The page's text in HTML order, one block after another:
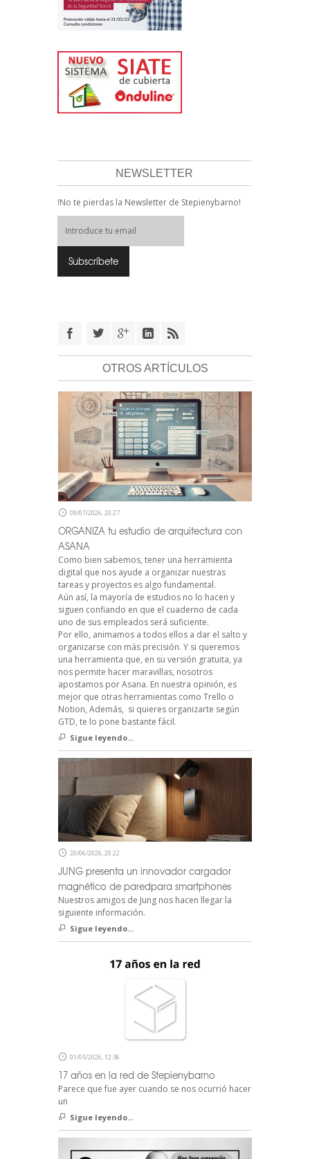
NEWSLETTER
!No te pierdas la Newsletter de Stepienybarno!
OTROS ARTÍCULOS
09/07/2026, 20:27
ORGANIZA tu estudio de arquitectura con
ASANA
Como bien sabemos, tener una herramienta
digital que nos ayude a organizar nuestras
tareas y proyectos es algo fundamental.
Aún así, la mayoría de estudios no lo hacen y
siguen confiando en que el cuaderno de cada
uno de sus empleados será suficiente.
Por ello, animamos a todos ellos a dar el salto y
organizarse con más precisión. Y si queremos
una herramienta que, en su versión gratuita, ya
nos permite hacer maravillas, nosotros
apostamos por Asana. En nuestra opinión, es
mejor que otras herramientas como Trello o
Notion, Además, si quieres organizarte según
GTD, te lo pone bastante fácil.
Sigue leyendo...
20/06/2026, 20:22
JUNG presenta un innovador cargador
magnético de paredpara smartphones
Nuestros amigos de Jung nos hacen llegar la
siguiente información.
Sigue leyendo...
01/05/2026, 12:36
17 años en la red de Stepienybarno
Parece que fue ayer cuando se nos ocurrió hacer
un
Sigue leyendo...